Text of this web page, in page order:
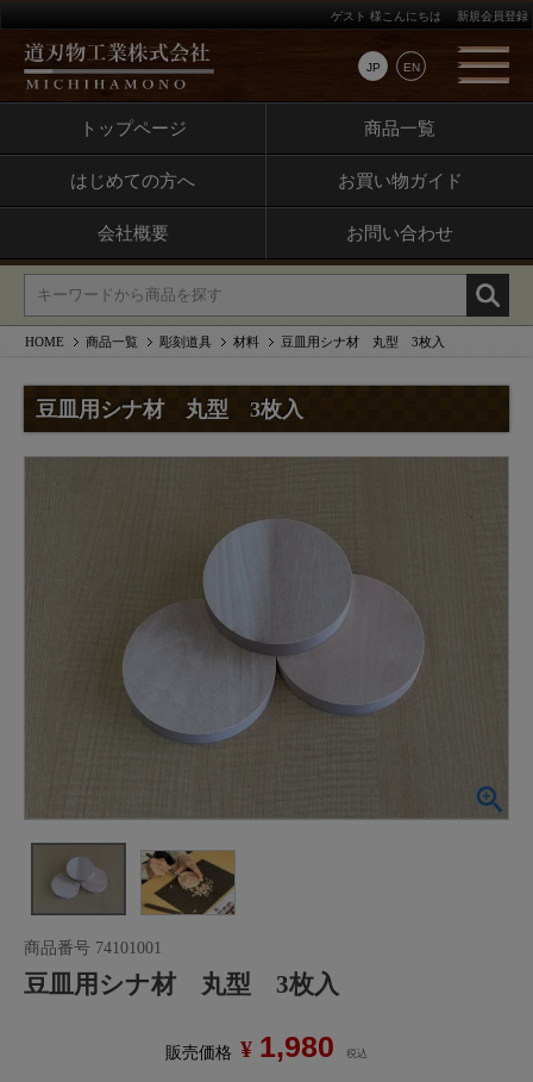
JP EN
ゲスト 様こんにちは 新規会員登録
トップページ 商品一覧
はじめての方へ お買い物ガイド
会社概要 お問い合わせ
HOME 商品一覧 彫刻道具 材料 豆皿用シナ材 丸型 3枚入
豆皿用シナ材 丸型 3枚入
商品番号 74101001
豆皿用シナ材 丸型 3枚入
販売価格 ¥ 1,980 税込